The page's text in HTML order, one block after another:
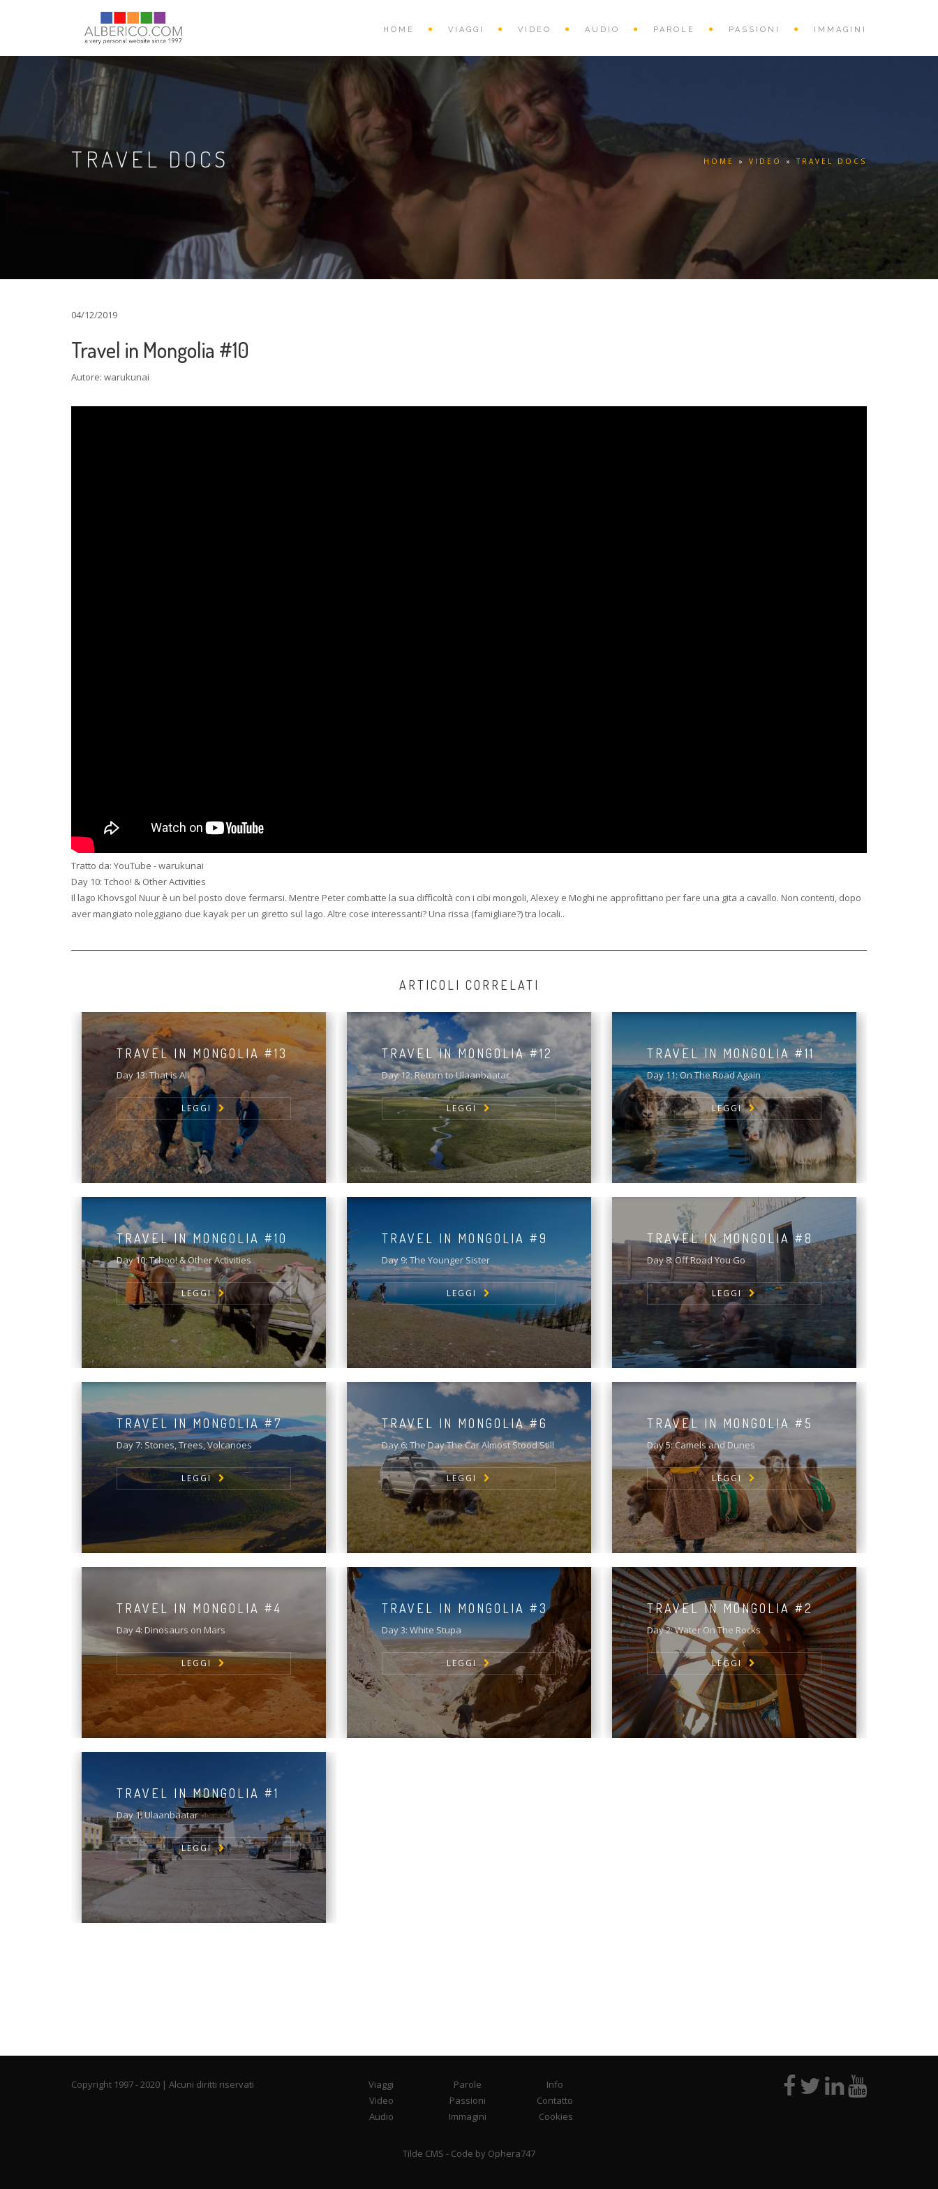
HOME VIAGGI VIDEO AUDIO PAROLE PASSIONI IMMAGINI
TRAVEL DOCS HOME » VIDEO »TRAVEL DOCS
04/12/2019
Travel in Mongolia #10
Autore: warukunai
Tratto da: YouTube - warukunai
Day 10: Tchoo! & Other Activities
Il lago Khovsgol Nuur è un bel posto dove fermarsi. Mentre Peter combatte la sua difficoltà con i cibi mongoli, Alexey e Moghi ne approfittano per fare una gita a cavallo. Non contenti, dopo
aver mangiato noleggiano due kayak per un giretto sul lago. Altre cose interessanti? Una rissa (famigliare?) tra locali..
ARTICOLI CORRELATI
TRAVEL IN MONGOLIA #13
Day 13: That is All
LEGGI
TRAVEL IN MONGOLIA #12
Day 12: Return to Ulaanbaatar
LEGGI
TRAVEL IN MONGOLIA #11
Day 11: On The Road Again
LEGGI
TRAVEL IN MONGOLIA #10
Day 10: Tchoo! & Other Activities
LEGGI
TRAVEL IN MONGOLIA #9
Day 9: The Younger Sister
LEGGI
TRAVEL IN MONGOLIA #8
Day 8: Off Road You Go
LEGGI
TRAVEL IN MONGOLIA #7
Day 7: Stones, Trees, Volcanoes
LEGGI
TRAVEL IN MONGOLIA #6
Day 6: The Day The Car Almost Stood Still
LEGGI
TRAVEL IN MONGOLIA #5
Day 5: Camels and Dunes
LEGGI
TRAVEL IN MONGOLIA #4
Day 4: Dinosaurs on Mars
LEGGI
TRAVEL IN MONGOLIA #3
Day 3: White Stupa
LEGGI
TRAVEL IN MONGOLIA #2
Day 2: Water On The Rocks
LEGGI
TRAVEL IN MONGOLIA #1
Day 1: Ulaanbaatar
LEGGI
Copyright 1997 - 2020 | Alcuni diritti riservati
Viaggi
Video
Audio
Parole
Passioni
Immagini
Info
Contatto
Cookies
Tilde CMS - Code by Ophera747